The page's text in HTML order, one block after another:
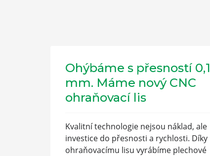
Ohýbáme s přesností 0,1
mm. Máme nový CNC
ohraňovací lis
Kvalitní technologie nejsou náklad, ale
investice do přesnosti a rychlosti. Díky
ohraňovacímu lisu vyrábíme plechové